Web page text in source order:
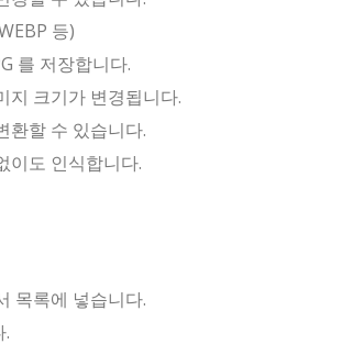
등)
를 저장합니다.
지 크기가 변경됩니다.
환할 수 있습니다.
이도 인식합니다.
목록에 넣습니다.
.